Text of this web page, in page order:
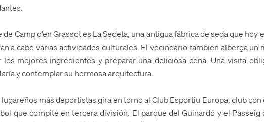
de Camp d’en Grassot es La Sedeta, una antigua fábrica de seda que
a cabo varias actividades culturales. El vecindario también alberga un
los mejores ingredientes y preparar una deliciosa cena. Una visita
y contemplar su hermosa arquitectura.
lugareños más deportistas gira en torno al Club Esportiu Europa, club
que compite en tercera división. El parque del Guinardó y el